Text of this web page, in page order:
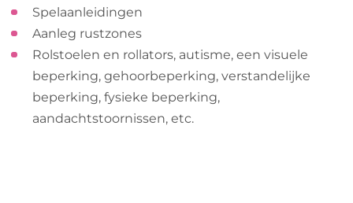
Spelaanleidingen
Aanleg rustzones
Rolstoelen en rollators, autisme, een visuele
beperking, gehoorbeperking, verstandelijke
beperking, fysieke beperking,
aandachtstoornissen, etc.